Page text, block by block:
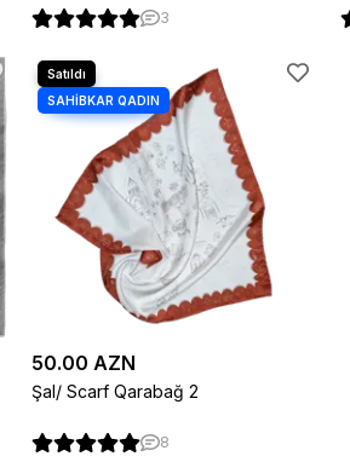
3
50.00 AZN
Şal/ Scarf Qarabağ 2
8